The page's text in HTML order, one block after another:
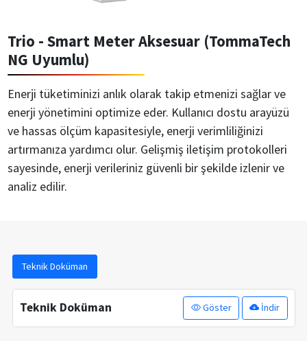
Trio - Smart Meter Aksesuar (TommaTech
NG Uyumlu)
Enerji tüketiminizi anlık olarak takip etmenizi sağlar ve
enerji yönetimini optimize eder. Kullanıcı dostu arayüzü
ve hassas ölçüm kapasitesiyle, enerji verimliliğinizi
artırmanıza yardımcı olur. Gelişmiş iletişim protokolleri
sayesinde, enerji verileriniz güvenli bir şekilde izlenir ve
analiz edilir.
Teknik Doküman
Teknik Doküman Göster İndir